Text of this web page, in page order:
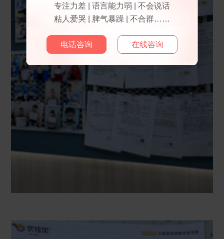
专注力差 | 语言能力弱 | 不会说话
粘人爱哭 | 脾气暴躁 | 不合群……
电话咨询 在线咨询